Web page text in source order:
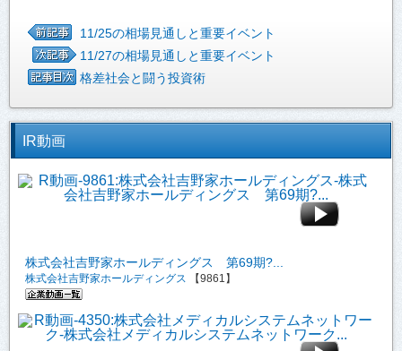
11/25の相場見通しと重要イベント
11/27の相場見通しと重要イベント
格差社会と闘う投資術
IR動画
株式会社吉野家ホールディングス 第69期?...
株式会社吉野家ホールディングス 【9861】